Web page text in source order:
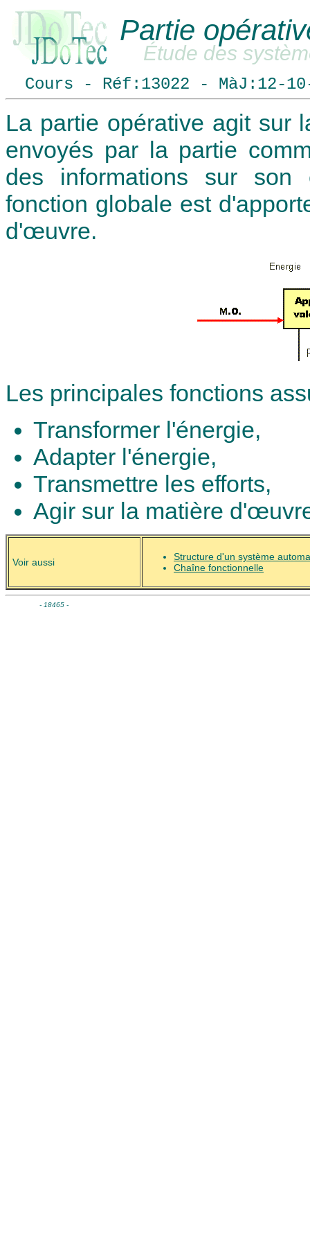
Partie
Étude des
Cours - Réf:13022 - MàJ:12-
La partie opérative agit sur
envoyés par la partie
des informations sur son
fonction globale est
d'œuvre.
Les principales fonctions
Transformer l'énergie,
Adapter l'énergie,
Transmettre les efforts,
Agir sur la matière
Voir aussi
Structure d'un système
Chaîne fonctionnelle
- 18465 -